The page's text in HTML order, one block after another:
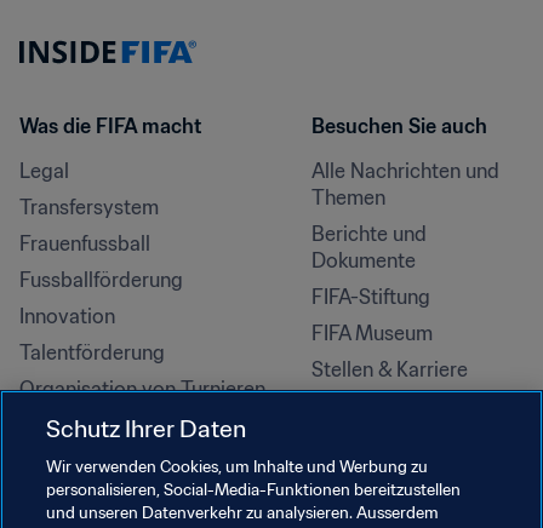
Was die FIFA macht
Legal
Transfersystem
Frauenfussball
Fussballförderung
Innovation
Talentförderung
Organisation von Turnieren
Nachhaltigkeit
Menschenrechte und
Antidiskriminierung
Besuchen Sie auch
Alle Nachrichten und
Themen
Berichte und
Dokumente
FIFA-Stiftung
FIFA Museum
Stellen & Karriere
Schutz Ihrer Daten
Wir verwenden Cookies, um Inhalte und Werbung zu
personalisieren, Social-Media-Funktionen bereitzustellen
und unseren Datenverkehr zu analysieren. Ausserdem